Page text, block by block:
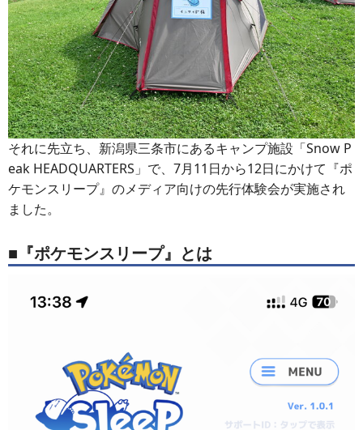
それに先立ち、新潟県三条市にあるキャンプ施設「Snow P
eak HEADQUARTERS」で、7月11日から12日にかけて『ポ
ケモンスリープ』のメディア向けの先行体験会が実施され
ました。
■『ポケモンスリープ』とは